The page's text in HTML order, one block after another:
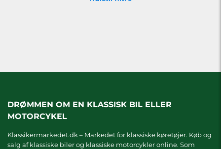
DRØMMEN OM EN KLASSISK BIL ELLER
MOTORCYKEL
Klassikermarkedet.dk – Markedet for klassiske køretøjer. Køb og
salg af klassiske biler og klassiske motorcykler online. Som